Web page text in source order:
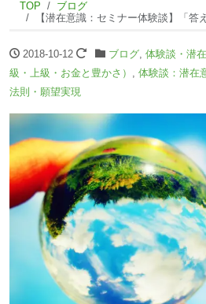
TOP
ブログ
【潜在意識：セミナー体験談】「答えは潜在意識の中に
2018-10-12 ブログ, 体験談・潜
級・上級・お金と豊かさ）
体験談：潜在
法則・願望実現